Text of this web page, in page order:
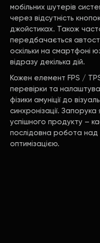
мобільних шутерів
через відсутність
джойстиках. Також
передбачається
оскільки на смартфоні
відразу декілька дій.
Кожен елемент FPS /
перевірки та
фізики амуніції до
синхронізації. Запорука
успішного продукту –
послідовна робота над
оптимізацією.